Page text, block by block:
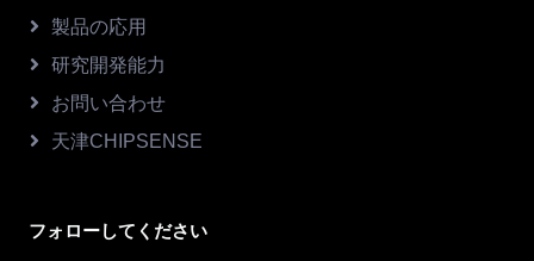
製品の応用
研究開発能力
お問い合わせ
天津CHIPSENSE
フォローしてください